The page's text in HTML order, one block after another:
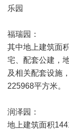
乐园
福瑞园：
其中地上建筑面
宅、配套公建，
及相关配套设施
225968平方米。
润泽园：
地上建筑面积